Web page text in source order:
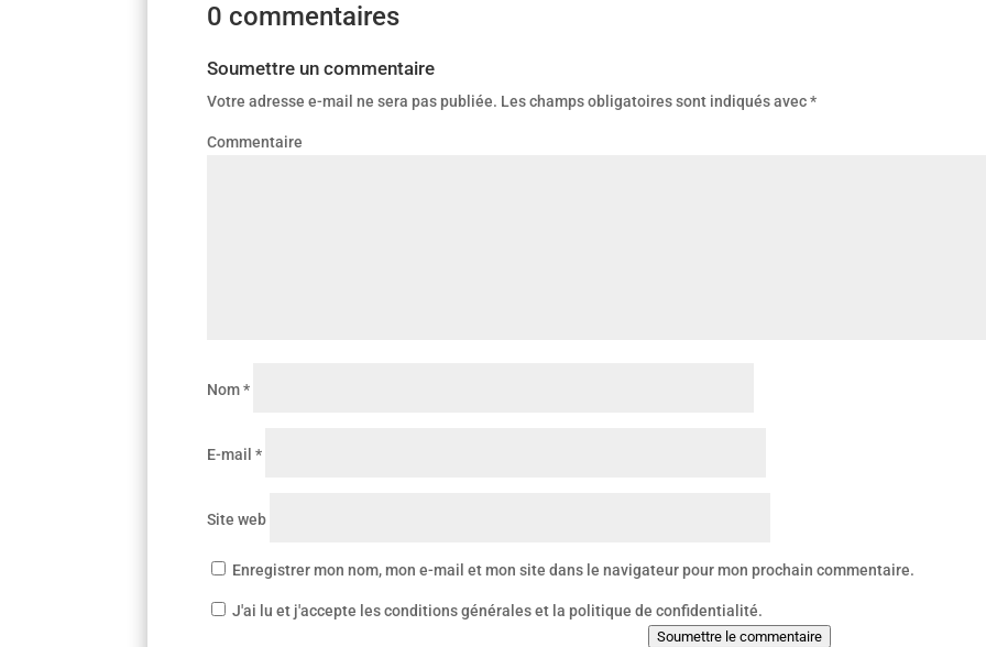
0 commentaires
Soumettre un commentaire
Votre adresse e-mail ne sera pas publiée. Les champs obligatoires sont indiqués avec*
Nom*
E-mail*
Site web
Enregistrer mon nom, mon e-mail et mon site dans le navigateur pour mon prochain commentaire.
J'ai lu et j'accepte les conditions générales et la politique de confidentialité.
Soumettre le commentaire